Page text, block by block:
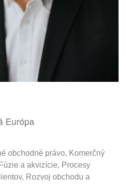
Európa
obchodné právo, Komerčný
a akvizície, Procesy
Rozvoj obchodu a